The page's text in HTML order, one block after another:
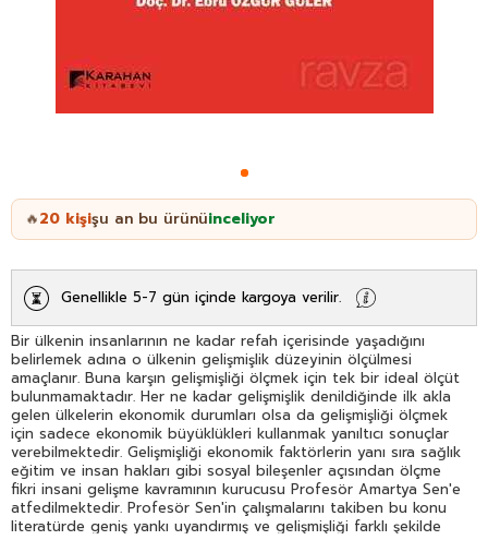
🔥20 kişişu an bu ürünüinceliyor
Genellikle 5-7 gün içinde kargoya verilir.
Bir ülkenin insanlarının ne kadar refah içerisinde yaşadığını
belirlemek adına o ülkenin gelişmişlik düzeyinin ölçülmesi
amaçlanır. Buna karşın gelişmişliği ölçmek için tek bir ideal ölçüt
bulunmamaktadır. Her ne kadar gelişmişlik denildiğinde ilk akla
gelen ülkelerin ekonomik durumları olsa da gelişmişliği ölçmek
için sadece ekonomik büyüklükleri kullanmak yanıltıcı sonuçlar
verebilmektedir. Gelişmişliği ekonomik faktörlerin yanı sıra sağlık
eğitim ve insan hakları gibi sosyal bileşenler açısından ölçme
fikri insani gelişme kavramının kurucusu Profesör Amartya Sen'e
atfedilmektedir. Profesör Sen'in çalışmalarını takiben bu konu
literatürde geniş yankı uyandırmış ve gelişmişliği farklı şekilde